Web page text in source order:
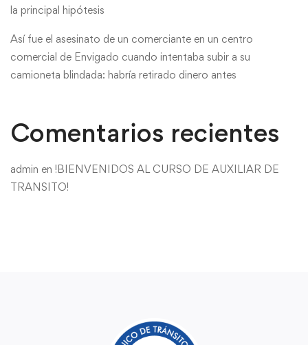
la principal hipótesis
Así fue el asesinato de un comerciante en un centro
comercial de Envigado cuando intentaba subir a su
camioneta blindada: habría retirado dinero antes
Comentarios recientes
admin en !BIENVENIDOS AL CURSO DE AUXILIAR DE
TRANSITO!